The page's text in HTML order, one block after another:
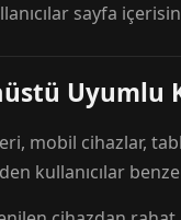
sayfa
Uyumlu
mobil cihazlar,
kullanıcılar